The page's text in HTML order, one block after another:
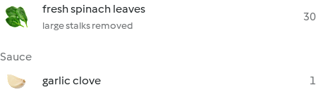
fresh spinach leaves
large stalks removed
30
Sauce
garlic clove
1